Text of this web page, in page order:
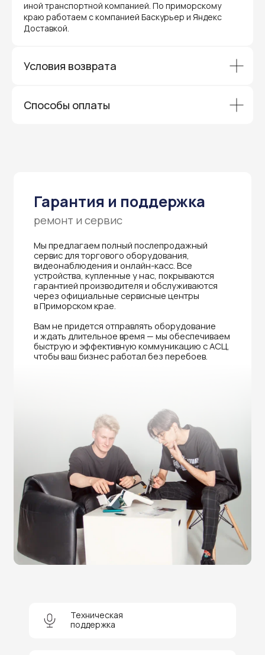
иной транспортной компанией. По приморскому
краю работаем с компанией Баскурьер и Яндекс
Доставкой.
Условия возврата
Способы оплаты
гарантией производителя и обслуживаются
через официальные сервисные центры
в Приморском крае.
чтобы ваш бизнес работал без перебоев.
Техническая
поддержка
Нужна помощь в выборе?
Оставьте заявку на бесплатную
консультацию и получите
скидку 5%
на покупку оборудования или